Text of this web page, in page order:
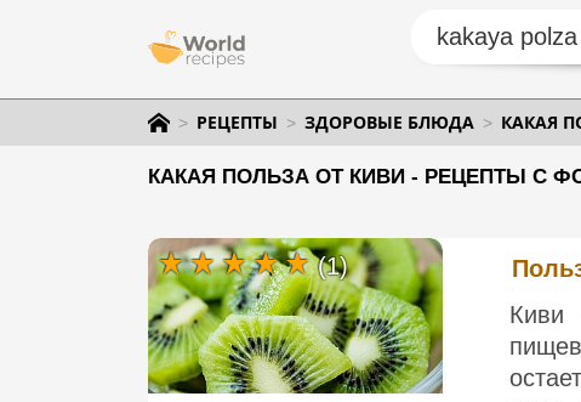
РЕЦЕПТЫ ЗДОРОВЫЕ БЛЮДА КАКАЯ
КАКАЯ ПОЛЬЗА ОТ КИВИ - РЕЦЕПТЫ С
Киви
(1)